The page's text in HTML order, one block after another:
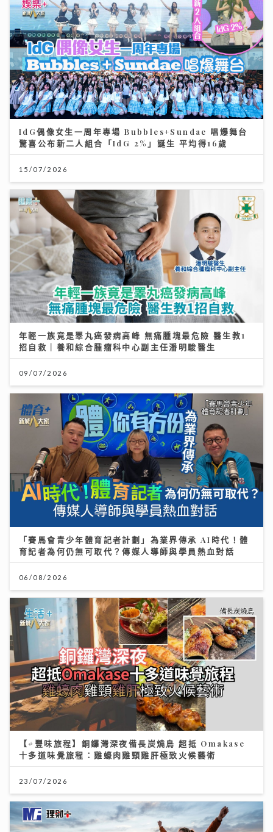
IdG偶像女生一周年專場 Bubbles+Sundae 唱爆舞台
驚喜公布新二人組合「IdG 2%」誕生 平均得16歲
15/07/2026
年輕一族竟是睪丸癌發病高峰 無痛腫塊最危險 醫生教1
招自救｜養和綜合腫瘤科中心副主任潘明駿醫生
09/07/2026
「賽馬會青少年體育記者計劃」為業界傳承 AI時代！體
育記者為何仍無可取代？傳媒人導師與學員熱血對話
06/08/2026
【#豐味旅程】銅鑼灣深夜備長炭燒鳥 超抵 Omakase
十多道味覺旅程：雞蠔肉雞頸雞肝極致火候藝術
23/07/2026